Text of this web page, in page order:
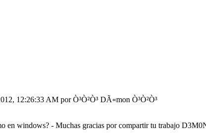
12:26:33 AM por Ò³Ò²Ò³ DÃ«mon Ò³Ò²Ò³
en windows? - Muchas gracias por compartir tu trabajo